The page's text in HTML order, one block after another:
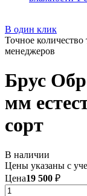
В один клик
Точное
менеджеров
Брус
мм
сорт
В наличии
Цены указаны с
Цена19 500 ₽